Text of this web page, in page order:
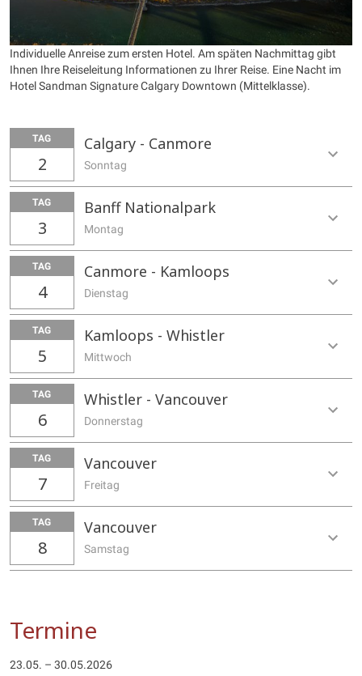
Individuelle Anreise zum ersten Hotel. Am späten Nachmittag gibt
Ihnen Ihre Reiseleitung Informationen zu Ihrer Reise. Eine Nacht im
Hotel Sandman Signature Calgary Downtown (Mittelklasse).
TAG
2
Calgary - Canmore
Sonntag
TAG
3
Banff Nationalpark
Montag
TAG
4
Canmore - Kamloops
Dienstag
TAG
5
Kamloops - Whistler
Mittwoch
TAG
6
Whistler - Vancouver
Donnerstag
TAG
7
Vancouver
Freitag
TAG
8
Vancouver
Samstag
Termine
23.05. – 30.05.2026